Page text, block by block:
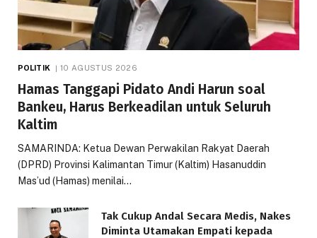
POLITIK 10 AGUSTUS 2026
Hamas Tanggapi Pidato Andi Harun soal
Bankeu, Harus Berkeadilan untuk Seluruh
Kaltim
SAMARINDA: Ketua Dewan Perwakilan Rakyat Daerah
(DPRD) Provinsi Kalimantan Timur (Kaltim) Hasanuddin
Mas’ud (Hamas) menilai…
Tak Cukup Andal Secara Medis, Nakes
Diminta Utamakan Empati kepada